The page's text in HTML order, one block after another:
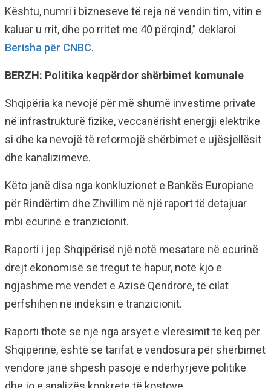
Kështu, numri i bizneseve të reja në vendin tim, vitin e
kaluar u rrit, dhe po rritet me 40 përqind,” deklaroi
Berisha për CNBC.
BERZH: Politika keqpërdor shërbimet komunale
Shqipëria ka nevojë për më shumë investime private
në infrastrukturë fizike, veccanërisht energji elektrike
si dhe ka nevojë të reformojë shërbimet e ujësjellësit
dhe kanalizimeve.
Këto janë disa nga konkluzionet e Bankës Europiane
për Rindërtim dhe Zhvillim në një raport të detajuar
mbi ecurinë e tranzicionit.
Raporti i jep Shqipërisë një notë mesatare në ecurinë
drejt ekonomisë së tregut të hapur, notë kjo e
ngjashme me vendet e Azisë Qëndrore, të cilat
përfshihen në indeksin e tranzicionit.
Raporti thotë se një nga arsyet e vlerësimit të keq për
Shqipërinë, është se tarifat e vendosura për shërbimet
vendore janë shpesh pasojë e ndërhyrjeve politike